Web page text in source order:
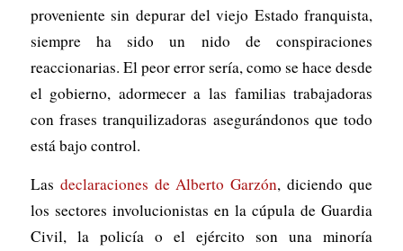
proveniente sin depurar del viejo Estado franquista,
siempre ha sido un nido de conspiraciones
reaccionarias. El peor error sería, como se hace desde
el gobierno, adormecer a las familias trabajadoras
con frases tranquilizadoras asegurándonos que todo
está bajo control.
Las declaraciones de Alberto Garzón, diciendo que
los sectores involucionistas en la cúpula de Guardia
Civil, la policía o el ejército son una minoría